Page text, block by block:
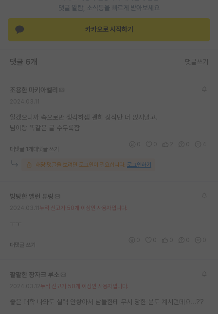
이벤트
반도체 아카데미
재팬라운지 🌸
댓글 알람, 소식등을 빠르게 받아보세요
카카오로 시작하기
댓글 6개 댓글쓰기
조용한 마키아벨리
알겠으니까 속으로만 생각하셈 괜히 장작만 더 얹지말고.
님이랑 똑같은 글 수두룩함
대댓글 1개 대댓글 쓰기
해당 댓글을 보려면 로그인이 필요합니다. 로그인하기
방탕한 앨런 튜링
누적 신고가 50개 이상인 사용자입니다.
ㅜㅜ
대댓글 쓰기
팔팔한 장자크 루소
누적 신고가 50개 이상인 사용자입니다.
좋은 대학 나와도 실력 안쌓아서 남들한테 무시 당한 분도 계시던데요...??